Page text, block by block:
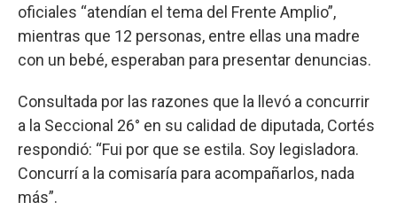
oficiales “atendían el tema del Frente Amplio”,
mientras que 12 personas, entre ellas una madre
con un bebé, esperaban para presentar denuncias.
Consultada por las razones que la llevó a concurrir
a la Seccional 26° en su calidad de diputada, Cortés
respondió: “Fui por que se estila. Soy legisladora.
Concurrí a la comisaría para acompañarlos, nada
más”.